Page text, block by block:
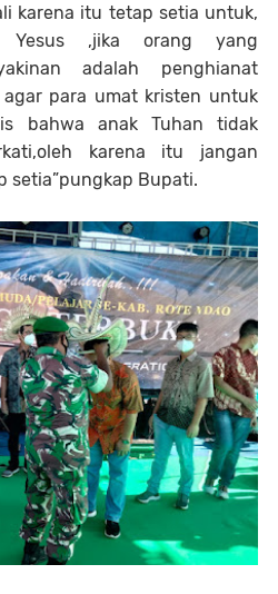
karena itu tetap setia untuk,
Yesus ,jika orang yang
adalah penghianat
para umat kristen untuk
bahwa anak Tuhan tidak
karena itu jangan
setia”pungkap Bupati.